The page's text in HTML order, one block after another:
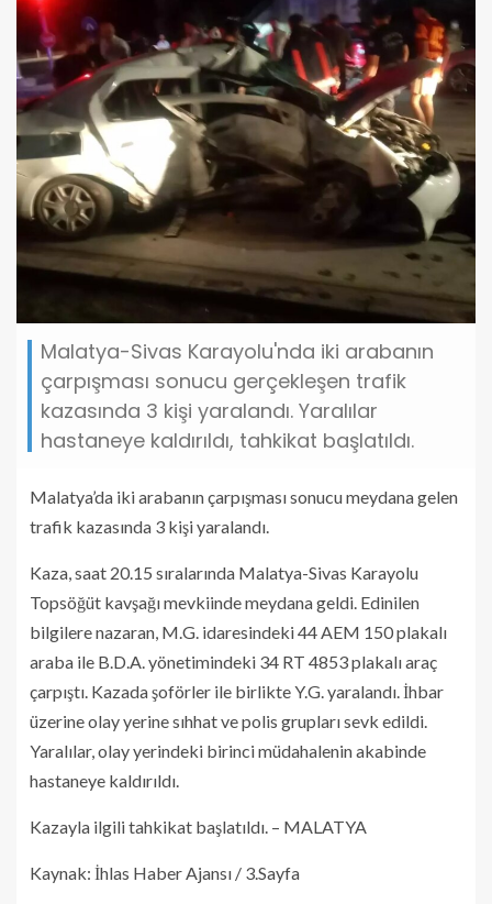
Malatya-Sivas Karayolu'nda iki arabanın
çarpışması sonucu gerçekleşen trafik
kazasında 3 kişi yaralandı. Yaralılar
hastaneye kaldırıldı, tahkikat başlatıldı.
Malatya’da iki arabanın çarpışması sonucu meydana gelen
trafik kazasında 3 kişi yaralandı.
Kaza, saat 20.15 sıralarında Malatya-Sivas Karayolu
Topsöğüt kavşağı mevkiinde meydana geldi. Edinilen
bilgilere nazaran, M.G. idaresindeki 44 AEM 150 plakalı
araba ile B.D.A. yönetimindeki 34 RT 4853 plakalı araç
çarpıştı. Kazada şoförler ile birlikte Y.G. yaralandı. İhbar
üzerine olay yerine sıhhat ve polis grupları sevk edildi.
Yaralılar, olay yerindeki birinci müdahalenin akabinde
hastaneye kaldırıldı.
Kazayla ilgili tahkikat başlatıldı. – MALATYA
Kaynak: İhlas Haber Ajansı / 3.Sayfa